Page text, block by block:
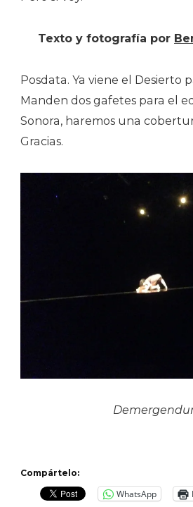
Texto y fotografía por
Posdata. Ya viene el Desierto
Manden dos gafetes para el
Sonora, haremos una
Gracias.
Compártelo:
WhatsApp